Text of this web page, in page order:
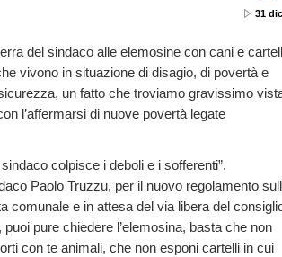
31
del sindaco alle elemosine con cani e
vivono in situazione di disagio, di povertà e
un fatto che troviamo gravissimo
l’affermarsi di nuove povertà legate
colpisce i deboli e i sofferenti”.
Paolo Truzzu, per il nuovo regolamento
comunale e in attesa del via libera del
pure chiedere l’elemosina, basta che non
con te animali, che non esponi cartelli in cui